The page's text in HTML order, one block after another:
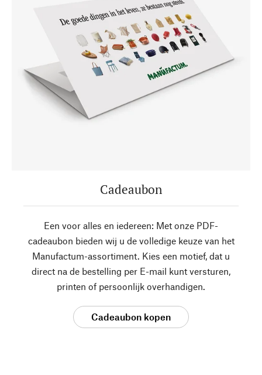
Cadeaubon
Een voor alles en iedereen: Met onze PDF-
cadeaubon bieden wij u de volledige keuze van het
Manufactum-assortiment. Kies een motief, dat u
direct na de bestelling per E-mail kunt versturen,
printen of persoonlijk overhandigen.
Cadeaubon kopen